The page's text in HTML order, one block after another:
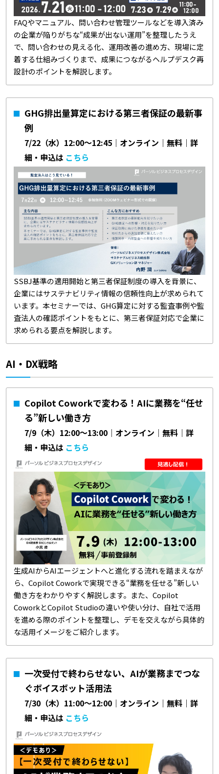
FAQやマニュアル、問い合わせ管理ツールなどを導入済み
の企業が陥りがちな“成果が出ない運用”を整理したうえ
で、問い合わせの見える化、運用改善の進め方、現場に定
着する仕組みづくりまで、成果につながるヘルプデスク再
設計のポイントを解説します。
GHG排出量算定における第三者保証の最新事
例
7/22（水）12:00～12:45｜オンライン｜無料｜詳
細・申込は こちら
SSBJ基準の適用開始と第三者保証制度の導入を背景に、
企業にはサステナビリティ情報の信頼性向上が求められて
います。本セミナーでは、GHG算定に対する監査事例や監
査法人の確認ポイントをもとに、第三者保証対応で企業に
求められる要点を解説します。
AI・DX戦略
Copilot Coworkで変わる！AIに業務を“任せ
る”新しい働き方
7/9（木）12:00～13:00｜オンライン｜無料｜詳
細・申込は こちら
生成AIからAIエージェントへと進化する流れを踏まえなが
ら、Copilot Coworkで実現できる“業務を任せる”新しい
働き方をわかりやすく解説します。また、Copilot
CoworkとCopilot Studioの違いや使い分け、自社で活用
を進める際のポイントを整理し、デモを交えながら具体的
な活用イメージをご紹介します。
一次受付で終わらせない、AIが業務までつな
ぐボイスボット活用法
7/30（木）11:00～12:00｜オンライン｜無料｜詳
細・申込は こちら